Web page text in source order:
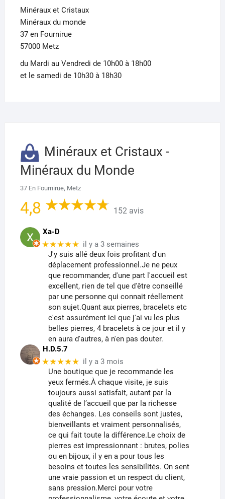
Minéraux et Cristaux
Minéraux du monde
37 en Fournirue
57000 Metz
du Mardi au Vendredi de 10h00 à 18h00
et le samedi de 10h30 à 18h30
Minéraux et Cristaux -
Minéraux du Monde
37 En Fournirue, Metz
4,8 152 avis
Xa-D
★★★★★ il y a 3 semaines
J'y suis allé deux fois profitant d'un
déplacement professionnel.Je ne peux
que recommander, d'une part l'accueil est
excellent, rien de tel que d'être conseillé
par une personne qui connait réellement
son sujet.Quant aux pierres, bracelets etc
c'est assurément ici que j'ai vu les plus
belles pierres, 4 bracelets à ce jour et il y
en aura d'autres, à n'en pas douter.
H.D.5.7
★★★★★ il y a 3 mois
Une boutique que je recommande les
yeux fermés.À chaque visite, je suis
toujours aussi satisfait, autant par la
qualité de l’accueil que par la richesse
des échanges. Les conseils sont justes,
bienveillants et vraiment personnalisés,
ce qui fait toute la différence.Le choix de
pierres est impressionnant : brutes, polies
ou en bijoux, il y en a pour tous les
besoins et toutes les sensibilités. On sent
une vraie passion et un respect du client,
sans pression.Merci pour votre